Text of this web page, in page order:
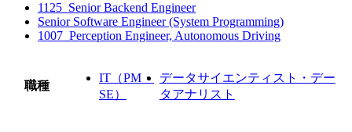
1125_Senior Backend Engineer
Senior Software Engineer (System Programming)
1007_Perception Engineer, Autonomous Driving
職種
IT（PM・
SE）
データサイエンティスト・デー
タアナリスト